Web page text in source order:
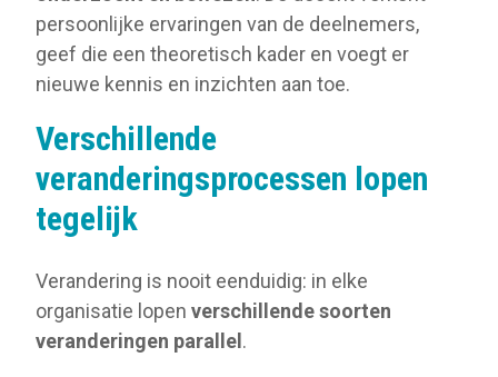
persoonlijke ervaringen van de deelnemers,
geef die een theoretisch kader en voegt er
nieuwe kennis en inzichten aan toe.
Verschillende
veranderingsprocessen lopen
tegelijk
Verandering is nooit eenduidig: in elke
organisatie lopen verschillende soorten
veranderingen parallel .